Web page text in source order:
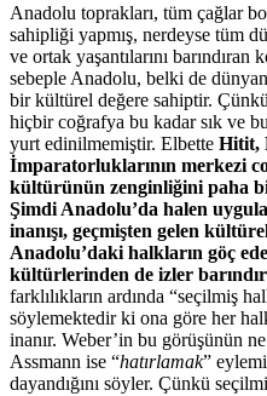
Anadolu toprakları, tüm çağlar
sahipliği yapmış, nerdeyse tüm
ve ortak yaşantılarını
sebeple Anadolu, belki de
bir kültürel değere sahiptir. Çünkü
hiçbir coğrafya bu kadar sık ve
yurt edinilmemiştir. Elbette Hitit,
İmparatorluklarının merkezi
kültürünün zenginliğini paha
Şimdi Anadolu’da halen
inanışı, geçmişten gelen
Anadolu’daki halkların göç
kültürlerinden de izler
farklılıkların ardında “seçilmiş
söylemektedir ki ona göre her
inanır. Weber’in bu görüşünün
Assmann ise “hatırlamak”
dayandığını söyler. Çünkü